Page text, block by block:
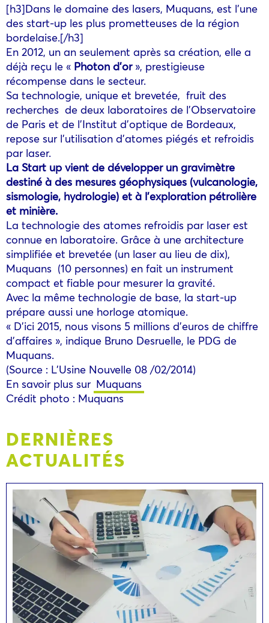
[h3]Dans le domaine des lasers, Muquans, est l’une
des start-up les plus prometteuses de la région
bordelaise.[/h3]
En 2012, un an seulement après sa création, elle a
déjà reçu le « Photon d’or», prestigieuse
récompense dans le secteur.
Sa technologie, unique et brevetée, fruit des
recherches de deux laboratoires de l’Observatoire
de Paris et de l’Institut d’optique de Bordeaux,
repose sur l’utilisation d’atomes piégés et refroidis
par laser.
La Start up vient de développer un gravimètre
destiné à des mesures géophysiques (vulcanologie,
sismologie, hydrologie) et à l’exploration pétrolière
et minière.
La technologie des atomes refroidis par laser est
connue en laboratoire. Grâce à une architecture
simplifiée et brevetée (un laser au lieu de dix),
Muquans (10 personnes) en fait un instrument
compact et fiable pour mesurer la gravité.
Avec la même technologie de base, la start-up
prépare aussi une horloge atomique.
« D’ici 2015, nous visons 5 millions d’euros de chiffre
d’affaires », indique Bruno Desruelle, le PDG de
Muquans.
(Source : L’Usine Nouvelle 08 /02/2014)
En savoir plus sur Muquans
Crédit photo : Muquans
DERNIÈRES
ACTUALITÉS